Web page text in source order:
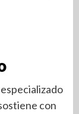
con